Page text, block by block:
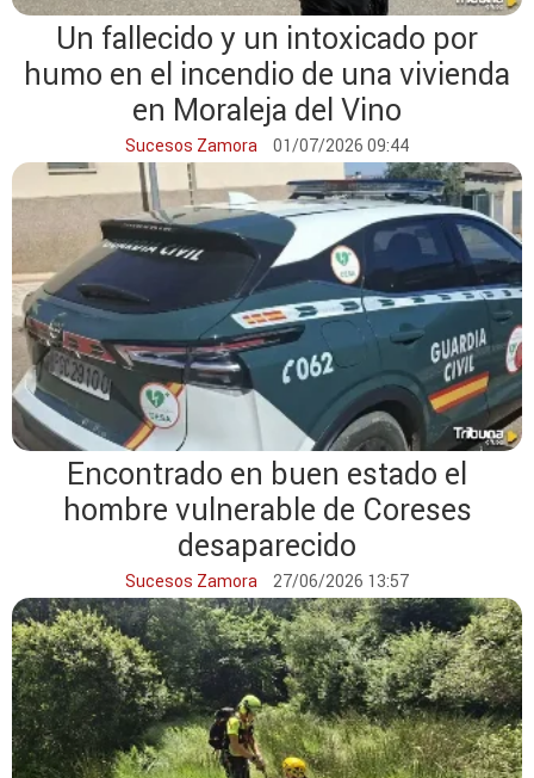
Un fallecido y un intoxicado por
humo en el incendio de una vivienda
en Moraleja del Vino
Sucesos Zamora 01/07/2026 09:44
Encontrado en buen estado el
hombre vulnerable de Coreses
desaparecido
Sucesos Zamora 27/06/2026 13:57